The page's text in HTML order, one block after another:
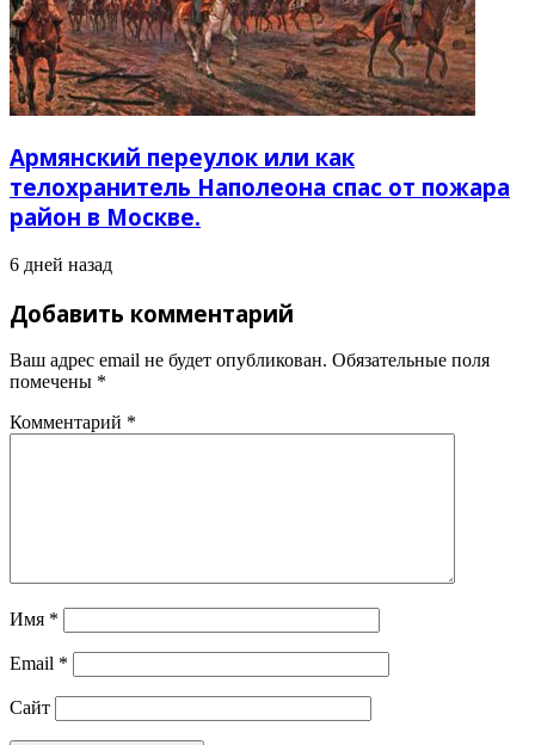
Армянский переулок или как
телохранитель Наполеона спас от пожара
район в Москве.
6 дней назад
Добавить комментарий
Ваш адрес email не будет опубликован. Обязательные поля
помечены *
Комментарий *
Имя *
Email *
Сайт